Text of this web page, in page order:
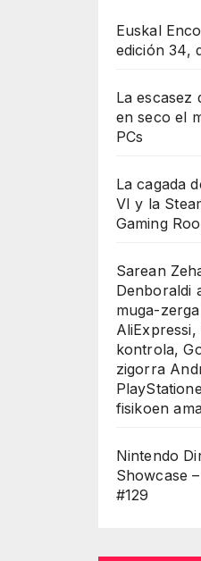
Euskal
edición 34,
La escasez
en seco el
PCs
La cagada
VI y la
Gaming
Sarean
Denboraldi
muga-
kontrola,
zigorra
fisikoen
Nintendo
Showcase
#129